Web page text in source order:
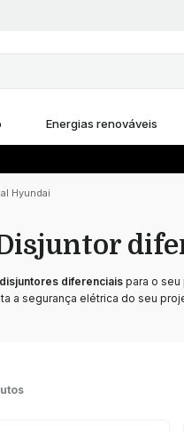
Energias renováveis
Hyundai
disjuntores diferenciaispara o seu
a segurança elétrica do seu